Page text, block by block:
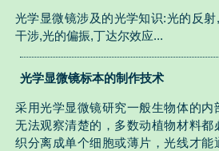
光学显微镜涉及的光学知识:光的反
干涉,光的偏振,丁达尔效应...
光学显微镜标本的制作技术
采用光学显微镜研究一般生物体的内
无法观察清楚的，多数动植物材料都
织分离成单个细胞或薄片，光线才能